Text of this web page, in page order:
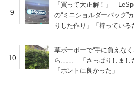
9
「買って大正解！」
の“ミニショルダーバッグ
りした作り」「持っている
10
草ボーボーで“手に負えな
ら…… 「さっぱりしました
「ホントに良かった」